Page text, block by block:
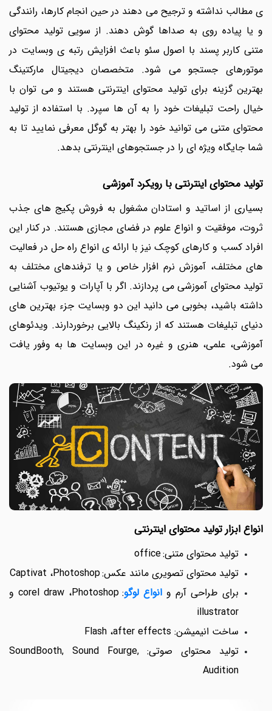
ی مطالب نداشته و ترجیح می دهند در حین انجام کارها، رانندگی
و یا پیاده روی به صداها گوش دهند. از سویی تولید محتوای
متنی کاربر پسند با اصول سئو باعث افزایش رتبه ی وبسایت در
موتورهای جستجو می شود. متخصصان دیجیتال مارکتینگ
بهترین گزینه برای تولید محتوای اینترنتی هستند و می توان با
خیال راحت تبلیغات خود را به آن ها سپرد. با استفاده از تولید
محتوای متنی می توانید خود را بهتر به گوگل معرفی نمایید تا به
شما جایگاه ویژه ای را در جستجوهای اینترنتی بدهد.
تولید محتوای اینترنتی با رویکرد آموزشی
بسیاری از اساتید و استادان مشغول به فروش پکیج های جذب
ثروت، موفقیت و انواع علوم در فضای مجازی هستند. در کنار این
افراد کسب و کارهای کوچک نیز با ارائه ی انواع راه حل در فعالیت
های مختلف، آموزش نرم افزار خاص و یا ترفندهای مختلف به
تولید محتوای آموزشی می پردازند. اگر با آپارات و یوتیوب آشنایی
داشته باشید، بخوبی می دانید این دو وبسایت جزء بهترین های
دنیای تبلیغات هستند که از رنکینگ بالایی برخوردارند. ویدئوهای
آموزشی، علمی، هنری و غیره در این وبسایت ها به وفور یافت
می شود.
انواع ابزار تولید محتوای اینترنتی
تولید محتوای متنی:
office
تولید محتوای تصویری مانند عکس:
Photoshop، Captivat
برای طراحی آرم و انواع لوگو:
Photoshop، corel draw و
illustrator
ساخت انیمیشن: after effects، Flash
تولید محتوای صوتی:
SoundBooth, Sound Fourge,
Audition